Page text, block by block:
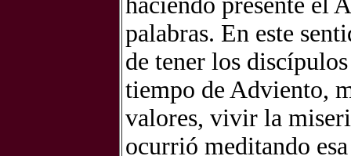
palabras. En este
de tener los
tiempo de Adviento,
valores, vivir la
ocurrió meditando